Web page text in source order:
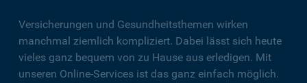
Versicherungen und Gesundheitsthemen wirken
manchmal ziemlich kompliziert. Dabei lässt sich heute
vieles ganz bequem von zu Hause aus erledigen. Mit
unseren Online-Services ist das ganz einfach möglich.